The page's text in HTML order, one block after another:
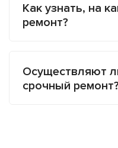
Как узнать, на
ремонт?
Осуществляют
срочный